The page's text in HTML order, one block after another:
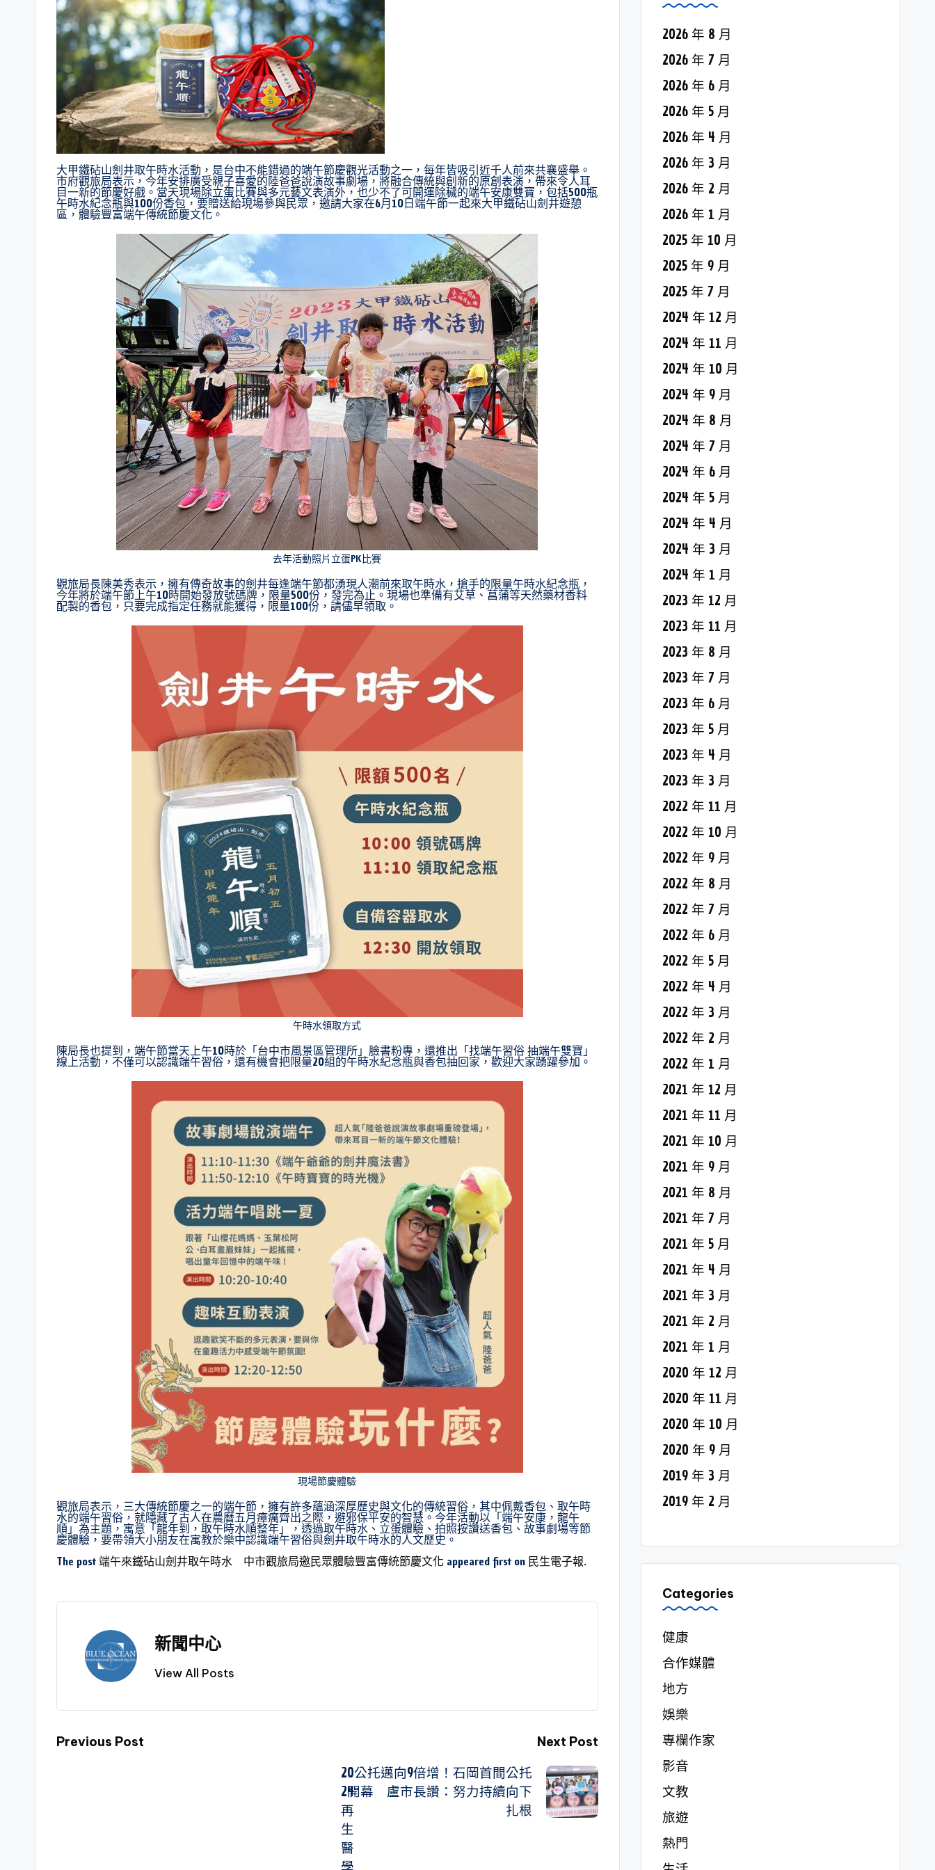
大甲鐵砧山劍井取午時水活動，是台中不能錯過的端午節慶觀光活動之一，每年皆吸引近千人前來共襄盛舉。
市府觀旅局表示，今年安排廣受親子喜愛的陸爸爸說演故事劇場，將融合傳統與創新的原創表演，帶來令人耳
目一新的節慶好戲。當天現場除立蛋比賽與多元藝文表演外，也少不了可開運除穢的端午安康雙寶，包括500瓶
午時水紀念瓶與100份香包，要贈送給現場參與民眾，邀請大家在6月10日端午節一起來大甲鐵砧山劍井遊憩
區，體驗豐富端午傳統節慶文化。
去年活動照片立蛋PK比賽
觀旅局長陳美秀表示，擁有傳奇故事的劍井每逢端午節都湧現人潮前來取午時水，搶手的限量午時水紀念瓶，
今年將於端午節上午10時開始發放號碼牌，限量500份，發完為止。現場也準備有艾草、菖蒲等天然藥材香料
配製的香包，只要完成指定任務就能獲得，限量100份，請儘早領取。
午時水領取方式
陳局長也提到，端午節當天上午10時於「台中市風景區管理所」臉書粉專，還推出「找端午習俗 抽端午雙寶」
線上活動，不僅可以認識端午習俗，還有機會把限量20組的午時水紀念瓶與香包抽回家，歡迎大家踴躍參加。
現場節慶體驗
觀旅局表示，三大傳統節慶之一的端午節，擁有許多蘊涵深厚歷史與文化的傳統習俗，其中佩戴香包、取午時
水的端午習俗，就隱藏了古人在農曆五月瘴癘齊出之際，避邪保平安的智慧。今年活動以「端午安康，龍午
順」為主題，寓意「龍年到，取午時水順整年」，透過取午時水、立蛋體驗、拍照按讚送香包、故事劇場等節
慶體驗，要帶領大小朋友在寓教於樂中認識端午習俗與劍井取午時水的人文歷史。
The post端午來鐵砧山劍井取午時水 中市觀旅局邀民眾體驗豐富傳統節慶文化 appeared first on 民生電子報.
新聞中心
View All Posts
Previous Post
20
24
再
生
醫
Next Post
公托邁向9倍增！石岡首間公托
開幕 盧市長讚：努力持續向下
扎根
2026 年 8 月
2026 年 7 月
2026 年 6 月
2026 年 5 月
2026 年 4 月
2026 年 3 月
2026 年 2 月
2026 年 1 月
2025 年 10 月
2025 年 9 月
2025 年 7 月
2024 年 12 月
2024 年 11 月
2024 年 10 月
2024 年 9 月
2024 年 8 月
2024 年 7 月
2024 年 6 月
2024 年 5 月
2024 年 4 月
2024 年 3 月
2024 年 1 月
2023 年 12 月
2023 年 11 月
2023 年 8 月
2023 年 7 月
2023 年 6 月
2023 年 5 月
2023 年 4 月
2023 年 3 月
2022 年 11 月
2022 年 10 月
2022 年 9 月
2022 年 8 月
2022 年 7 月
2022 年 6 月
2022 年 5 月
2022 年 4 月
2022 年 3 月
2022 年 2 月
2022 年 1 月
2021 年 12 月
2021 年 11 月
2021 年 10 月
2021 年 9 月
2021 年 8 月
2021 年 7 月
2021 年 5 月
2021 年 4 月
2021 年 3 月
2021 年 2 月
2021 年 1 月
2020 年 12 月
2020 年 11 月
2020 年 10 月
2020 年 9 月
2019 年 3 月
2019 年 2 月
Categories
健康
合作媒體
地方
娛樂
專欄作家
影音
文教
旅遊
熱門